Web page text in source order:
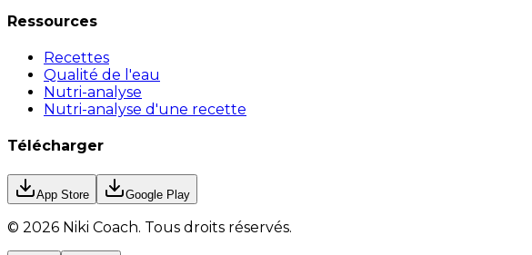
Ressources
Recettes
Qualité de l'eau
Nutri-analyse
Nutri-analyse d'une recette
Télécharger
App Store Google Play
© 2026 Niki Coach. Tous droits réservés.